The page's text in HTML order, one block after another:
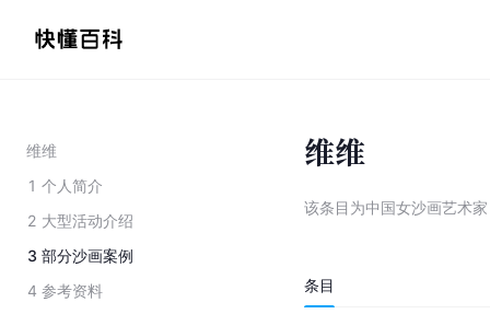
维维
1 个人简介
2 大型活动介绍
3 部分沙画案例
4 参考资料
维维
该条目为中国女沙画艺术家
条目